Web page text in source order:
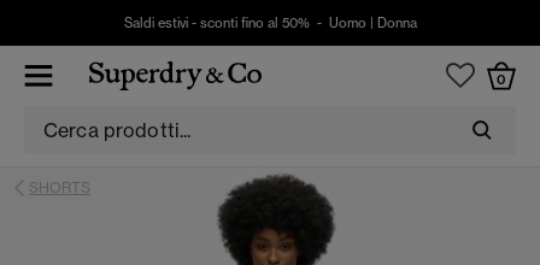
Saldi estivi - sconti fino al 50% - Uomo Donna
0
SHORTS